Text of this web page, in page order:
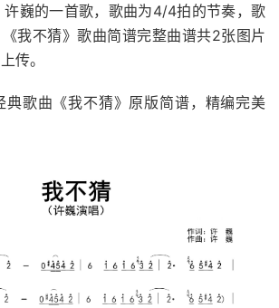
许巍的一首歌，歌曲为4/4拍的节奏，歌
我不猜》歌曲简谱完整曲谱共2张图片
传。
典歌曲《我不猜》原版简谱，精编完美